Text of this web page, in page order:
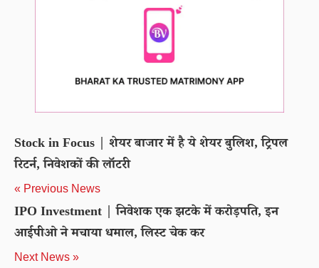
Stock in Focus | शेयर बाजार में है ये शेयर बुलिश, ट्रिपल
रिटर्न, निवेशकों की लॉटरी
« Previous News
IPO Investment | निवेशक एक झटके में करोड़पति, इन
आईपीओ ने मचाया धमाल, लिस्ट चेक कर
Next News »